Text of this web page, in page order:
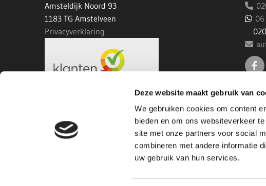
Deze website maakt gebruik van
We gebruiken cookies om content
bieden en om ons websiteverkeer
site met onze partners voor social
combineren met andere informatie
uw gebruik van hun services.
Amsteldijk Noord 93
1183 TG Amstelveen
Privacyverklaring


020
